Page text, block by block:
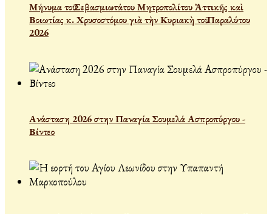
Μήνυμα τοῦ Σεβασμιωτάτου Μητροπολίτου Ἀττικῆς καὶ
Βοιωτίας κ. Χρυσοστόμου γιὰ τὴν Κυριακὴ τοῦ Παραλύτου
2026
Ανάσταση 2026 στην Παναγία Σουμελά Ασπροπύργου -
Βίντεο